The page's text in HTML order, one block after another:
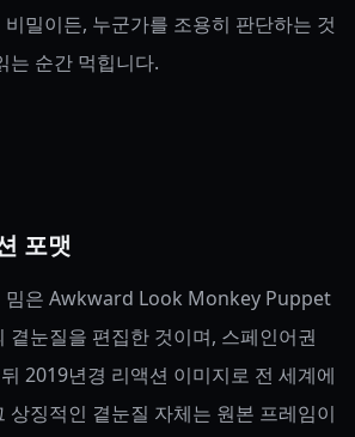
밀이든, 누군가를 조용히 판단하는 것
는 순간 먹힙니다.
포맷
밈은 Awkward Look Monkey Puppet
곁눈질을 편집한 것이며, 스페인어권
2019년경 리액션 이미지로 전 세계에
상징적인 곁눈질 자체는 원본 프레임이